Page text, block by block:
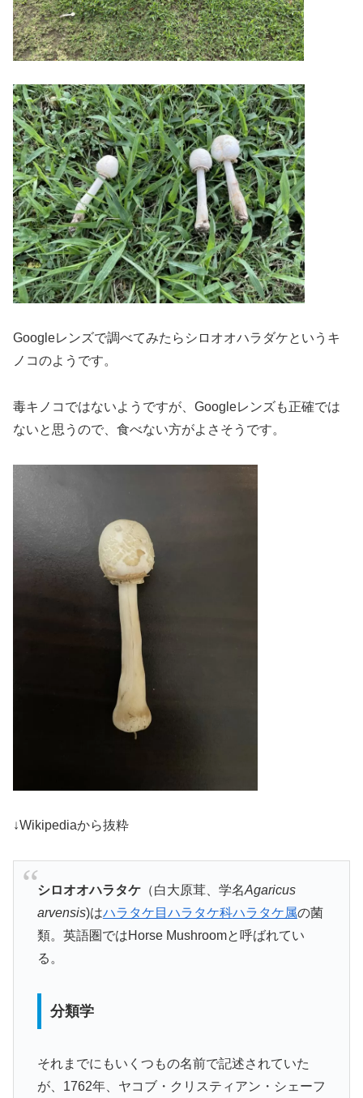
Googleレンズで調べてみたらシロオオハラダケというキ
ノコのようです。
毒キノコではないようですが、Googleレンズも正確では
ないと思うので、食べない方がよさそうです。
↓Wikipediaから抜粋
シロオオハラタケ（白大原茸、学名Agaricus
arvensis)はハラタケ目 ハラタケ科ハラタケ属の菌
類。英語圏ではHorse Mushroomと呼ばれてい
る。
分類学
それまでにもいくつもの名前で記述されていた
が、1762年、ヤコブ・クリスティアン・シェーフ